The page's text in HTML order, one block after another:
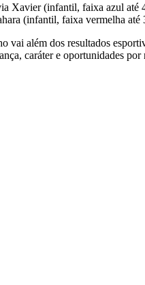
Xavier (infantil, faixa azul
(infantil, faixa vermelha até
vai além dos resultados
caráter e oportunidades